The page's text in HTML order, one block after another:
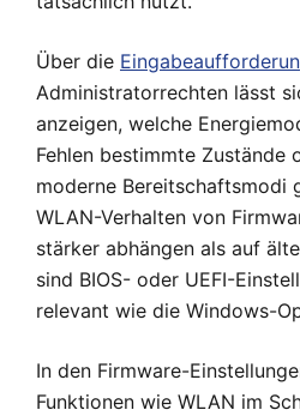
Über die
Administratorrechten lässt
anzeigen, welche
Fehlen bestimmte Zustände
moderne Bereitschaftsmodi
WLAN-Verhalten von
stärker abhängen als auf
sind BIOS- oder UEFI-
relevant wie die Windows-
In den Firmware-
Funktionen wie WLAN im